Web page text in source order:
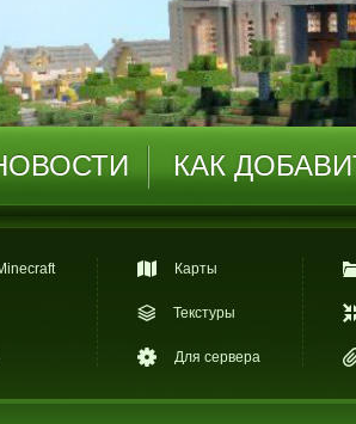
КАК
Карты
Текстуры
Для сервера